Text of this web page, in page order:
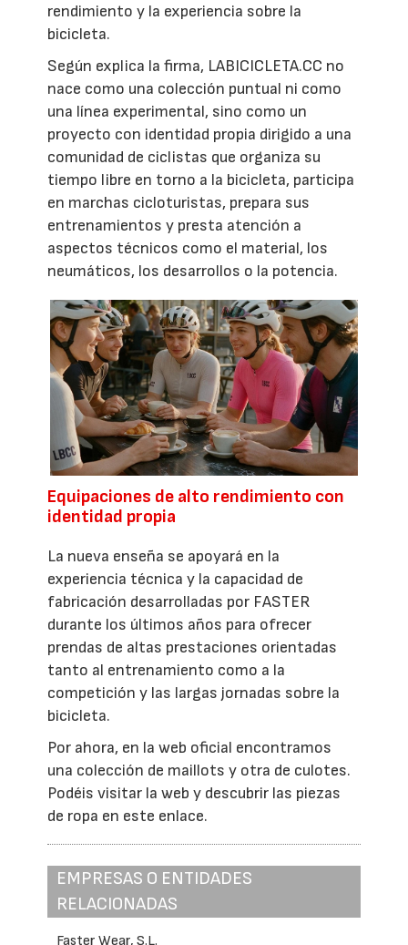
rendimiento y la experiencia sobre la
bicicleta.
Según explica la firma, LABICICLETA.CC no
nace como una colección puntual ni como
una línea experimental, sino como un
proyecto con identidad propia dirigido a una
comunidad de ciclistas que organiza su
tiempo libre en torno a la bicicleta, participa
en marchas cicloturistas, prepara sus
entrenamientos y presta atención a
aspectos técnicos como el material, los
neumáticos, los desarrollos o la potencia.
Equipaciones de alto rendimiento con
identidad propia
La nueva enseña se apoyará en la
experiencia técnica y la capacidad de
fabricación desarrolladas por FASTER
durante los últimos años para ofrecer
prendas de altas prestaciones orientadas
tanto al entrenamiento como a la
competición y las largas jornadas sobre la
bicicleta.
Por ahora, en la web oficial encontramos
una colección de maillots y otra de culotes.
Podéis visitar la web y descubrir las piezas
de ropa en este enlace.
EMPRESAS O ENTIDADES
RELACIONADAS
Faster Wear, S.L.